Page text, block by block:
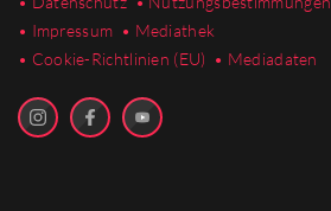
• Impressum • Mediathek
• Cookie-Richtlinien (EU) • Mediadaten